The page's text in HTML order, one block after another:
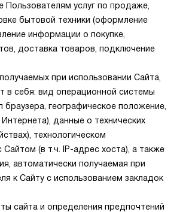
Пользователям услуг по продаже,
бытовой техники (оформление
информации о покупке,
доставка товаров, подключение
при использовании Сайта,
в себя: вид операционной системы
браузера, географическое положение,
данные о технических
технологическом
Сайтом (в т.ч. IP-адрес хоста), а также
автоматически получаемая при
к Сайту с использованием закладок
сайта и определения предпочтений